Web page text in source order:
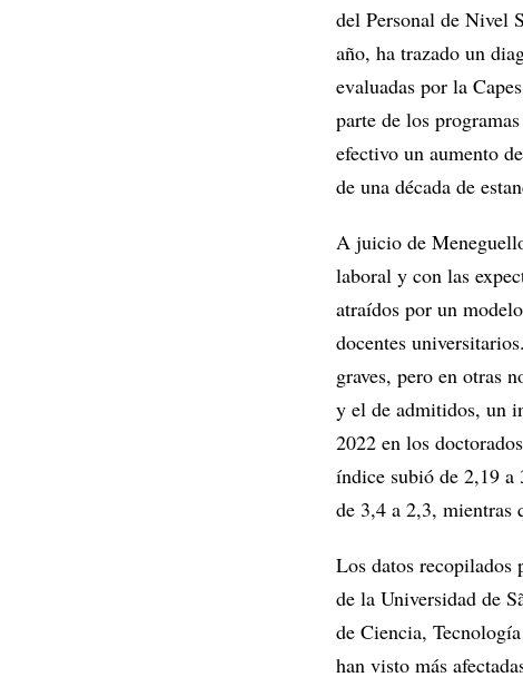
del Personal de Nivel
año, ha trazado un
evaluadas por la
parte de los
efectivo un aumento
de una década de
A juicio de
laboral y con las
atraídos por un
docentes
graves, pero en otras
y el de admitidos, un
2022 en los
índice subió de 2,19 a
de 3,4 a 2,3, mientras
Los datos recopilados
de la Universidad de
de Ciencia,
han visto más